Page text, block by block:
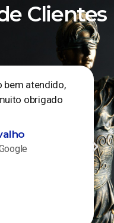
Clientes
bem atendido,
obrigado